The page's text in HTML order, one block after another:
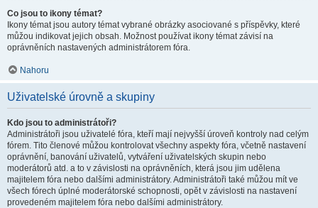
Co jsou to ikony témat?
Ikony témat jsou autory témat vybrané obrázky asociované s příspěvky, které
můžou indikovat jejich obsah. Možnost používat ikony témat závisí na
oprávněních nastavených administrátorem fóra.
Nahoru
Uživatelské úrovně a skupiny
Kdo jsou to administrátoři?
Administrátoři jsou uživatelé fóra, kteří mají nejvyšší úroveň kontroly nad celým
fórem. Tito členové můžou kontrolovat všechny aspekty fóra, včetně nastavení
oprávnění, banování uživatelů, vytváření uživatelských skupin nebo
moderátorů atd. a to v závislosti na oprávněních, která jsou jim udělena
majitelem fóra nebo dalšími administrátory. Administrátoři také můžou mít ve
všech fórech úplné moderátorské schopnosti, opět v závislosti na nastavení
provedeném majitelem fóra nebo dalšími administrátory.